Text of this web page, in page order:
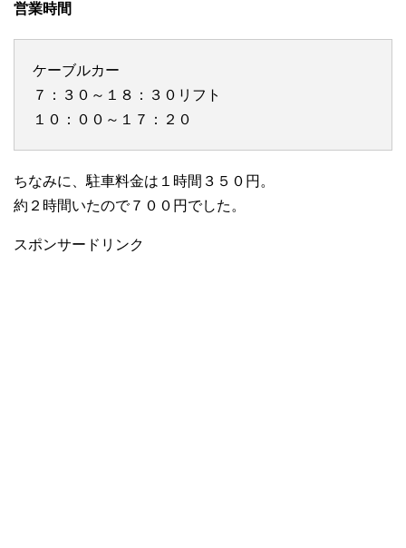
営業時間
ケーブルカー
７：３０～１８：３０リフト
１０：００～１７：２０
ちなみに、駐車料金は１時間３５０円。
約２時間いたので７００円でした。
スポンサードリンク